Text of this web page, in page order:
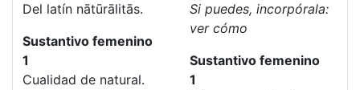
Del latín nātūrālitās.
Sustantivo femenino
1
Cualidad de natural.
Si puedes, incorpórala:
ver cómo
Sustantivo femenino
1